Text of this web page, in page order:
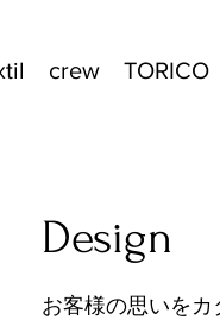
crew TORICO
Design
お客様の思いを